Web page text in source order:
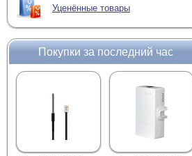
Уценённые товары
Покупки за последний час